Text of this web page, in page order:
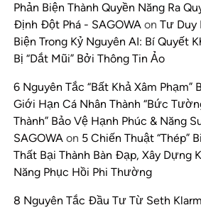
Phản Biện Thành Quyền Năng Ra
Định Đột Phá - SAGOWA on Tư Duy
Biện Trong Kỷ Nguyên AI: Bí Quyết
Bị “Dắt Mũi” Bởi Thông Tin Ảo
6 Nguyên Tắc “Bất Khả Xâm Phạm”
Giới Hạn Cá Nhân Thành “Bức
Thành” Bảo Vệ Hạnh Phúc & Năng
SAGOWA on 5 Chiến Thuật “Thép”
Thất Bại Thành Bàn Đạp, Xây Dựng
Năng Phục Hồi Phi Thường
8 Nguyên Tắc Đầu Tư Từ Seth